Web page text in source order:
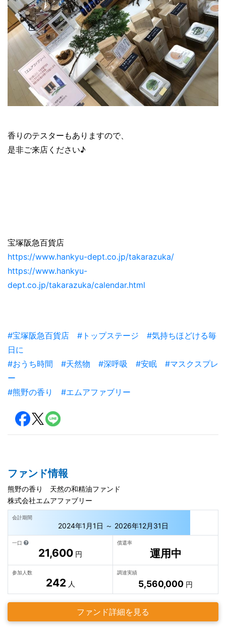
香りのテスターもありますので、
是非ご来店ください♪
宝塚阪急百貨店
https://www.hankyu-dept.co.jp/takarazuka/
https://www.hankyu-
dept.co.jp/takarazuka/calendar.html
#宝塚阪急百貨店 #トップステージ
#気持ちほどける毎
日に
#おうち時間
#天然物 #深呼吸 #安眠
#マスクスプレ
ー
#熊野の香り
#エムアファブリー
ファンド情報
熊野の香り 天然の和精油ファンド
株式会社エムアファブリー
会計期間
2024年1月1日 ～ 2026年12月31日
一口
21,600 円
償還率
運用中
参加人数
242人
調達実績
5,560,000 円
ファンド詳細を見る